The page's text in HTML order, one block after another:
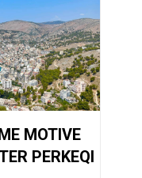
MOTIVE
PERKEQI